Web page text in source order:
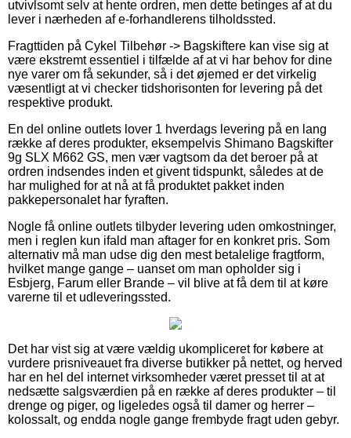
utvivlsomt selv at hente ordren, men dette betinges af at du
lever i nærheden af e-forhandlerens tilholdssted.
Fragttiden på Cykel Tilbehør -> Bagskiftere kan vise sig at
være ekstremt essentiel i tilfælde af at vi har behov for dine
nye varer om få sekunder, så i det øjemed er det virkelig
væsentligt at vi checker tidshorisonten for levering på det
respektive produkt.
En del online outlets lover 1 hverdags levering på en lang
række af deres produkter, eksempelvis Shimano Bagskifter
9g SLX M662 GS, men vær vagtsom da det beroer på at
ordren indsendes inden et givent tidspunkt, således at de
har mulighed for at nå at få produktet pakket inden
pakkepersonalet har fyraften.
Nogle få online outlets tilbyder levering uden omkostninger,
men i reglen kun ifald man aftager for en konkret pris. Som
alternativ må man udse dig den mest betalelige fragtform,
hvilket mange gange – uanset om man opholder sig i
Esbjerg, Farum eller Brande – vil blive at få dem til at køre
varerne til et udleveringssted.
Det har vist sig at være vældig ukompliceret for købere at
vurdere prisniveauet fra diverse butikker på nettet, og herved
har en hel del internet virksomheder været presset til at at
nedsætte salgsværdien på en række af deres produkter – til
drenge og piger, og ligeledes også til damer og herrer –
kolossalt, og endda nogle gange frembyde fragt uden gebyr.